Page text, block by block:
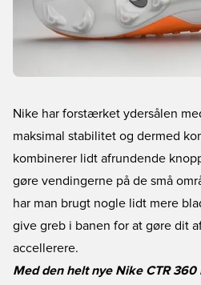
Nike har forstærket ydersålen
maksimal stabilitet og dermed
kombinerer lidt afrundende
gøre vendingerne på de små
har man brugt nogle lidt mere
give greb i banen for at gøre dit
accellerere.
Med den helt nye Nike CTR